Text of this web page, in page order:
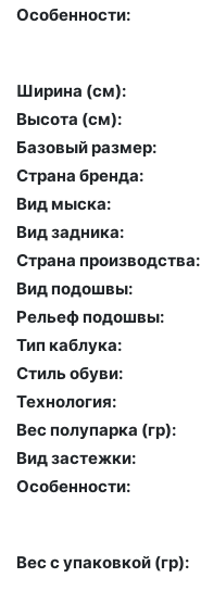
Особенности:
Ширина (см):
Высота (cм):
Базовый размер:
Страна бренда:
Вид мыска:
Вид задника:
Страна производства:
Вид подошвы:
Рельеф подошвы:
Тип каблука:
Стиль обуви:
Технология:
Вес полупарка (гр):
Вид застежки:
Особенности:
Вес с упаковкой (гр):